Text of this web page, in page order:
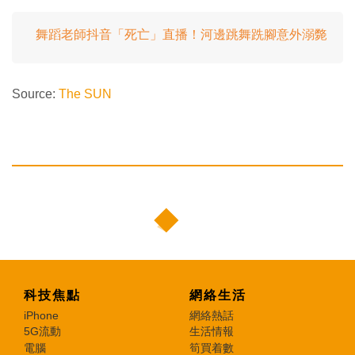
舞蹈老師抖音「死亡」直播！河邊跳舞跣腳意外溺斃
Source: The SUN
科技焦點
iPhone
5G流動
電腦
網絡生活
網絡熱話
生活情報
筍買着數